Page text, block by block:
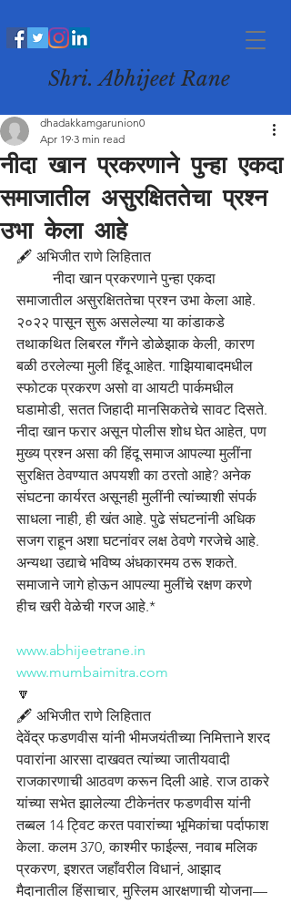
Shri. Abhijeet Rane
नीदा खान प्रकरणाने पुन्हा एकदा
समाजातील असुरक्षिततेचा प्रश्न
उभा केला आहे
dhadakkamgarunion0
Apr 19 3 min read
🖋️ अभिजीत राणे लिहितात
	नीदा खान प्रकरणाने पुन्हा एकदा
समाजातील असुरक्षिततेचा प्रश्न उभा केला आहे.
२०२२ पासून सुरू असलेल्या या कांडाकडे
तथाकथित लिबरल गँगने डोळेझाक केली, कारण
बळी ठरलेल्या मुली हिंदू आहेत. गाझियाबादमधील
स्फोटक प्रकरण असो वा आयटी पार्कमधील
घडामोडी, सतत जिहादी मानसिकतेचे सावट दिसते.
नीदा खान फरार असून पोलीस शोध घेत आहेत, पण
मुख्य प्रश्न असा की हिंदू समाज आपल्या मुलींना
सुरक्षित ठेवण्यात अपयशी का ठरतो आहे? अनेक
संघटना कार्यरत असूनही मुलींनी त्यांच्याशी संपर्क
साधला नाही, ही खंत आहे. पुढे संघटनांनी अधिक
सजग राहून अशा घटनांवर लक्ष ठेवणे गरजेचे आहे.
अन्यथा उद्याचे भविष्य अंधकारमय ठरू शकते.
समाजाने जागे होऊन आपल्या मुलींचे रक्षण करणे
हीच खरी वेळेची गरज आहे.*
www.abhijeetrane.in
www.mumbaimitra.com
🔽
🖋️ अभिजीत राणे लिहितात
देवेंद्र फडणवीस यांनी भीमजयंतीच्या निमित्ताने शरद
पवारांना आरसा दाखवत त्यांच्या जातीयवादी
राजकारणाची आठवण करून दिली आहे. राज ठाकरे
यांच्या सभेत झालेल्या टीकेनंतर फडणवीस यांनी
तब्बल 14 ट्विट करत पवारांच्या भूमिकांचा पर्दाफाश
केला. कलम 370, काश्मीर फाईल्स, नवाब मलिक
प्रकरण, इशरत जहाँवरील विधानं, आझाद
मैदानातील हिंसाचार, मुस्लिम आरक्षणाची योजना—